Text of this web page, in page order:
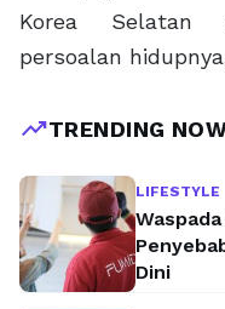
Korea Selatan
persoalan
trending_upTRENDING
LIFESTYLE
Dini